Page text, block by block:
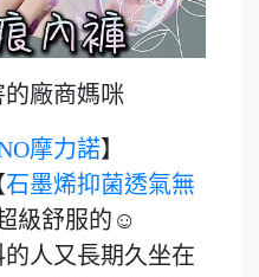
的廠商媽咪
摩力諾】
石墨烯抑菌透氣無
級舒服的☺️
人又長期久坐在